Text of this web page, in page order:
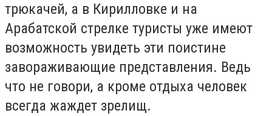
трюкачей, а в Кирилловке и на
Арабатской стрелке туристы уже имеют
возможность увидеть эти поистине
завораживающие представления. Ведь
что не говори, а кроме отдыха человек
всегда жаждет зрелищ.